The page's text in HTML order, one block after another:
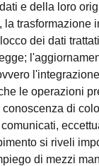
e della loro
la trasformazione
dei dati
le operazioni
conoscenza di
si riveli
di mezzi